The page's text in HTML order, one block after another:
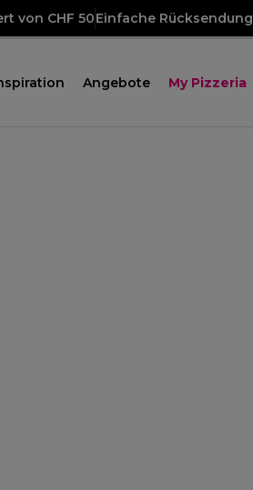
von CHF 50Einfache Rücksendung
Angebote My Pizzeria